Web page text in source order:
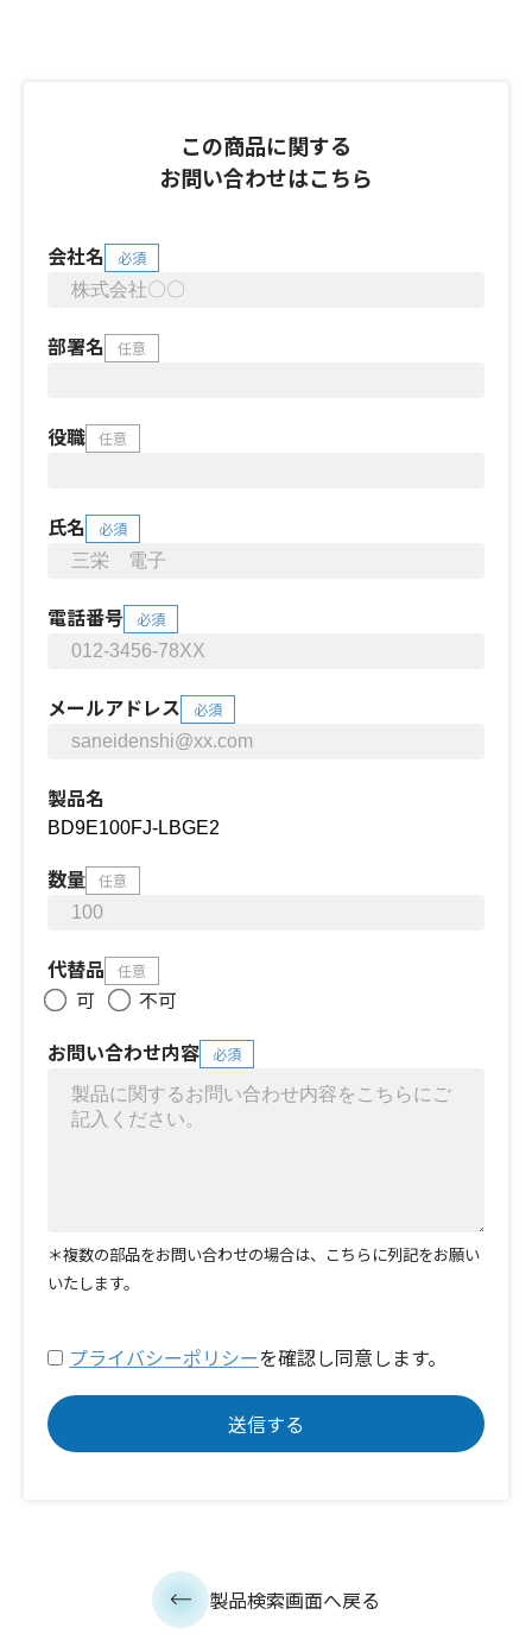
この商品に関する
お問い合わせはこちら
会社名 必須
部署名 任意
役職 任意
氏名 必須
電話番号 必須
メールアドレス 必須
製品名
数量 任意
代替品 任意
可
不可
お問い合わせ内容
必須
＊複数の部品をお問い合わせの場合は、こちらに列記をお願い
いたします。
プライバシーポリシーを確認し同意します。
製品検索画面へ戻る